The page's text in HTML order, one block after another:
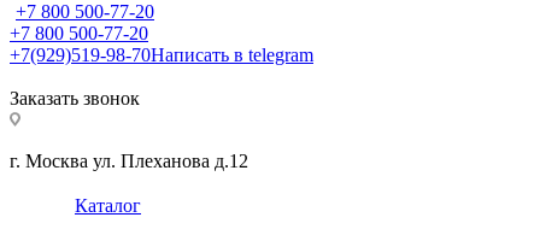
+7 800 500-77-20
+7 800 500-77-20
+7(929)519-98-70Написать в telegram
Заказать звонок
г. Москва ул. Плеханова д.12
Каталог